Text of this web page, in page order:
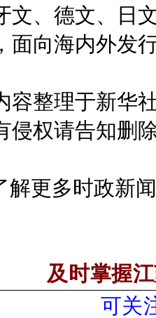
文、德文、日
面向海内外发
整理于新华社
侵权请告知删
解更多时政新
及时掌握
可关